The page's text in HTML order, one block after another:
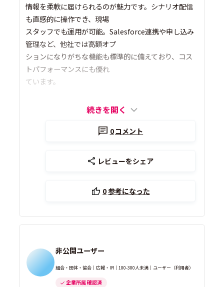
情報を柔軟に届けられるのが魅力です。シナリオ配信
も直感的に操作でき、現場
スタッフでも運用が可能。Salesforce連携や申し込み
管理など、他社では高額オプ
ションになりがちな機能も標準的に備えており、コス
トパフォーマンスにも優れ
ています。
続きを開く
0コメント
レビューをシェア
0参考になった
非公開ユーザー
組合・団体・協会｜広報・IR｜100-300人未満｜ユーザー（利用者）
企業所属 確認済